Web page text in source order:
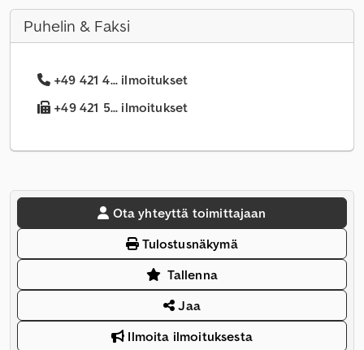
Puhelin & Faksi
+49 421 4... ilmoitukset
+49 421 5... ilmoitukset
Ota yhteyttä toimittajaan
Tulostusnäkymä
Tallenna
Jaa
Ilmoita ilmoituksesta